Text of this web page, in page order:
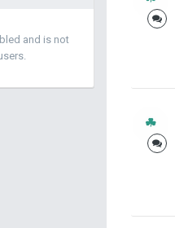
and is not